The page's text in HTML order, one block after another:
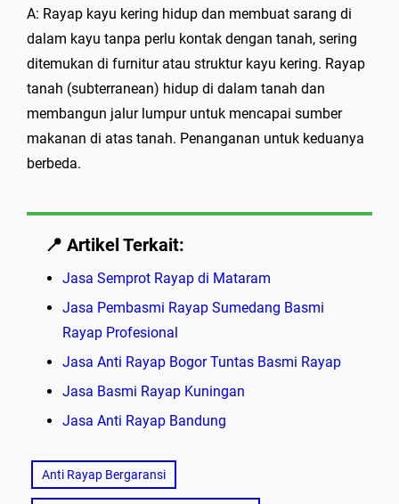
A: Rayap kayu kering hidup dan membuat sarang di
dalam kayu tanpa perlu kontak dengan tanah, sering
ditemukan di furnitur atau struktur kayu kering. Rayap
tanah (subterranean) hidup di dalam tanah dan
membangun jalur lumpur untuk mencapai sumber
makanan di atas tanah. Penanganan untuk keduanya
berbeda.
📍 Artikel Terkait:
Jasa Semprot Rayap di Mataram
Jasa Pembasmi Rayap Sumedang Basmi
Rayap Profesional
Jasa Anti Rayap Bogor Tuntas Basmi Rayap
Jasa Basmi Rayap Kuningan
Jasa Anti Rayap Bandung
Anti Rayap Bergaransi